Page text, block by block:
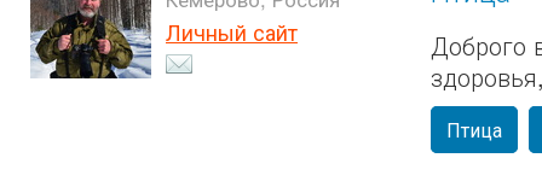
Личный сайт
Доброго
Птица